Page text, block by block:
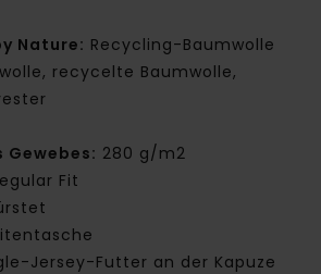
Nature: Recycling-Baumwolle
recycelte Baumwolle,
Gewebes: 280 g/m2
Fit
Jersey-Futter an der Kapuze